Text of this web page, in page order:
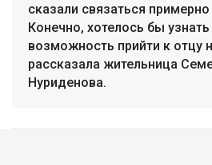
сказали связаться
Конечно, хотелось бы
возможность прийти к отцу
рассказала жительница
Нуриденова.